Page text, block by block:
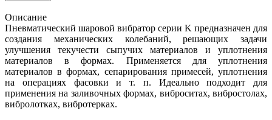
Описание
Пневматический шаровой вибратор серии K предназначен для
создания механических колебаний, решающих задачи
улучшения текучести сыпучих материалов и уплотнения
материалов в формах. Применяется для уплотнения
материалов в формах, сепарирования примесей, уплотнения
на операциях фасовки и т. п. Идеально подходит для
применения на заливочных формах, виброситах, вибростолах,
вибролотках, вибротерках.